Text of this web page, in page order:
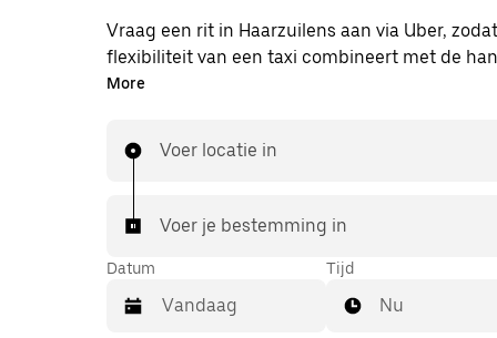
Vraag een rit in Haarzuilens aan via Uber,
flexibiliteit van een taxi combineert met de
functies in de app. Je kunt on-demand een
voordelige prijsopgave vooraf. Je rit is binnen
More
Voer locatie in
Voer je bestemming in
Datum Tijd
Nu